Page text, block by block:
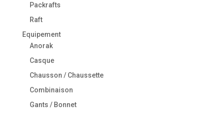
Packrafts
Raft
Equipement
Anorak
Casque
Chausson / Chaussette
Combinaison
Gants / Bonnet